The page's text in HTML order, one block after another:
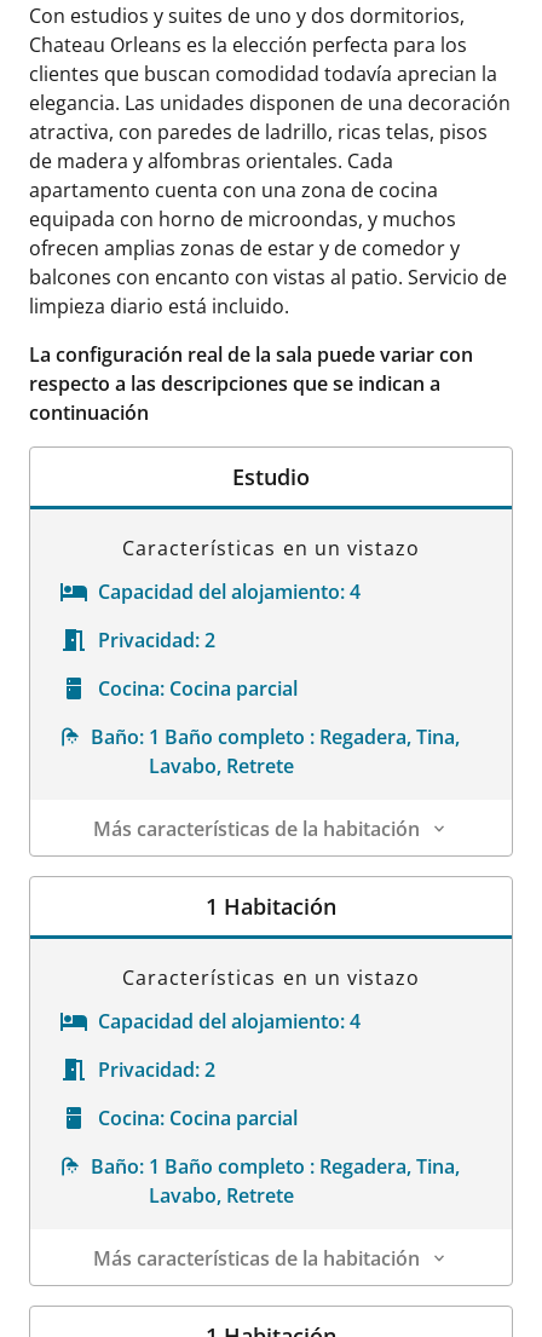
Con estudios y suites de uno y dos dormitorios,
Chateau Orleans es la elección perfecta para los
clientes que buscan comodidad todavía aprecian la
elegancia. Las unidades disponen de una decoración
atractiva, con paredes de ladrillo, ricas telas, pisos
de madera y alfombras orientales. Cada
apartamento cuenta con una zona de cocina
equipada con horno de microondas, y muchos
ofrecen amplias zonas de estar y de comedor y
balcones con encanto con vistas al patio. Servicio de
limpieza diario está incluido.
La configuración real de la sala puede variar con
respecto a las descripciones que se indican a
continuación
Estudio
Características en un vistazo
Capacidad del alojamiento:4
Privacidad:2
Cocina: Cocina parcial
Baño: 1 Baño completo : Regadera, Tina,
Lavabo, Retrete
Más características de la habitación
Datos de la habitación
1 Habitación
Características en un vistazo
Capacidad del alojamiento:4
Privacidad:2
Cocina: Cocina parcial
Baño: 1 Baño completo : Regadera, Tina,
Lavabo, Retrete
Más características de la habitación
Datos de la habitación